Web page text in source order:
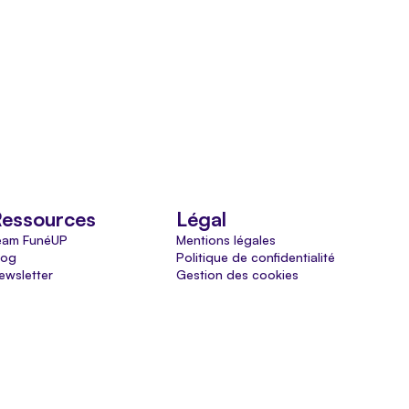
FunéUP
Légal
Mentions légales
Politique de confidentialité
Gestion des cookies